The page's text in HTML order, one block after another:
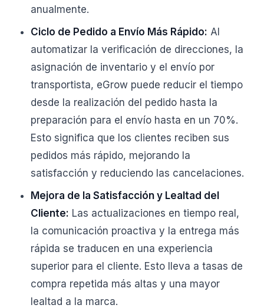
anualmente.
Ciclo de Pedido a Envío Más Rápido: Al
automatizar la verificación de direcciones, la
asignación de inventario y el envío por
transportista, eGrow puede reducir el tiempo
desde la realización del pedido hasta la
preparación para el envío hasta en un 70%.
Esto significa que los clientes reciben sus
pedidos más rápido, mejorando la
satisfacción y reduciendo las cancelaciones.
Mejora de la Satisfacción y Lealtad del
Cliente: Las actualizaciones en tiempo real,
la comunicación proactiva y la entrega más
rápida se traducen en una experiencia
superior para el cliente. Esto lleva a tasas de
compra repetida más altas y una mayor
lealtad a la marca.